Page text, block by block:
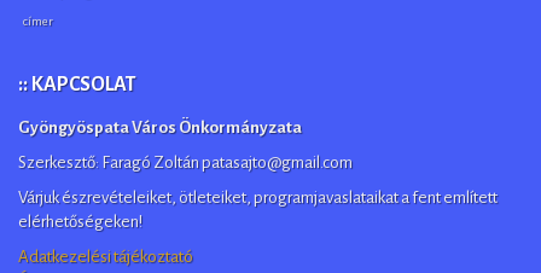
címer
:: KAPCSOLAT
Gyöngyöspata Város Önkormányzata
Szerkesztő: Faragó Zoltán patasajto@gmail.com
Várjuk észrevételeiket, ötleteiket, programjavaslataikat a fent említett
elérhetőségeken!
Adatkezelési tájékoztató